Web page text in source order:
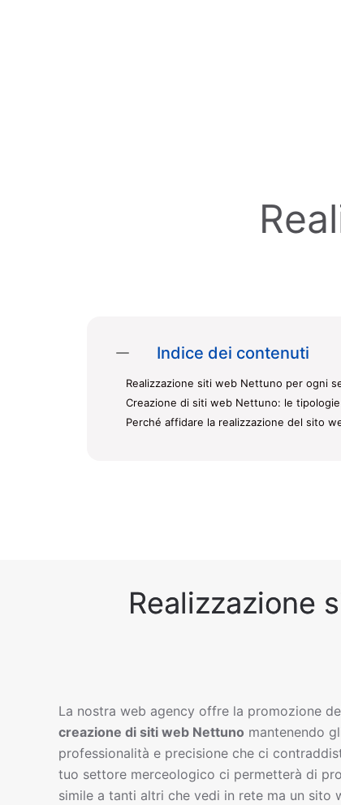
Indice dei contenuti
Realizzazione siti web Nettuno per ogni
Creazione di siti web Nettuno: le
Perché affidare la realizzazione del sito
Realizzazione
La nostra web agency offre la promozione
creazione di siti web Nettuno mantenendo
professionalità e precisione che ci
tuo settore merceologico ci permetterà di
simile a tanti altri che vedi in rete ma un sito